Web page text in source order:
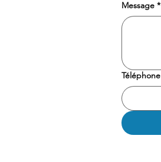
Message *
Téléphone